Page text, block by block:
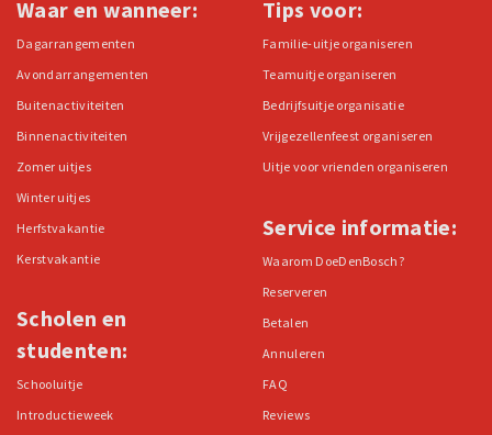
Waar en wanneer:
Dagarrangementen
Avondarrangementen
Buitenactiviteiten
Binnenactiviteiten
Zomer uitjes
Winter uitjes
Herfstvakantie
Kerstvakantie
Scholen en
studenten:
Schooluitje
Introductieweek
Tips voor:
Familie-uitje organiseren
Teamuitje organiseren
Bedrijfsuitje organisatie
Vrijgezellenfeest organiseren
Uitje voor vrienden organiseren
Service informatie:
Waarom DoeDenBosch?
Reserveren
Betalen
Annuleren
FAQ
Reviews